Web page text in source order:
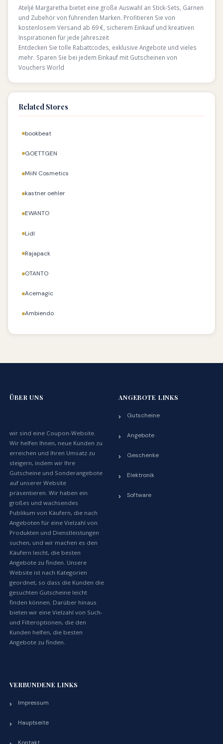
Ateljé Margaretha bietet eine große Auswahl an Stick-Sets, Garnen
und Zubehör von führenden Marken. Profitieren Sie von
kostenlosem Versand ab 69 €, sicherem Einkauf und kreativen
Inspirationen für jede Jahreszeit
Entdecken Sie tolle Rabattcodes, exklusive Angebote und vieles
mehr. Sparen Sie bei jedem Einkauf mit Gutscheinen von
Vouchers World
Related Stores
bookbeat
GOETTGEN
MiiN Cosmetics
kastner oehler
EWANTO
Lidl
Rajapack
OTANTO
Acemagic
Ambiendo
ÜBER UNS
wir sind eine Coupon-Website.
Wir helfen Ihnen, neue Kunden zu
erreichen und Ihren Umsatz zu
steigern, indem wir Ihre
Gutscheine und Sonderangebote
auf unserer Website
präsentieren. Wir haben ein
großes und wachsendes
Publikum von Käufern, die nach
Angeboten für eine Vielzahl von
Produkten und Dienstleistungen
suchen, und wir machen es den
Käufern leicht, die besten
Angebote zu finden. Unsere
Website ist nach Kategorien
geordnet, so dass die Kunden die
gesuchten Gutscheine leicht
finden können. Darüber hinaus
bieten wir eine Vielzahl von Such-
und Filteroptionen, die den
Kunden helfen, die besten
Angebote zu finden.
ANGEBOTE LINKS
Gutscheine
Angebote
Geschenke
Elektronik
Software
VERBUNDENE LINKS
Impressum
Hauptseite
Kontakt